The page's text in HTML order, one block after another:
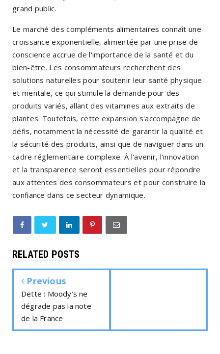
grand public.
Le marché des compléments alimentaires connaît une
croissance exponentielle, alimentée par une prise de
conscience accrue de l'importance de la santé et du
bien-être. Les consommateurs recherchent des
solutions naturelles pour soutenir leur santé physique
et mentale, ce qui stimule la demande pour des
produits variés, allant des vitamines aux extraits de
plantes. Toutefois, cette expansion s'accompagne de
défis, notamment la nécessité de garantir la qualité et
la sécurité des produits, ainsi que de naviguer dans un
cadre réglementaire complexe. À l'avenir, l'innovation
et la transparence seront essentielles pour répondre
aux attentes des consommateurs et pour construire la
confiance dans ce secteur dynamique.
RELATED POSTS
Previous
Dette : Moody’s ne
dégrade pas la note
de la France